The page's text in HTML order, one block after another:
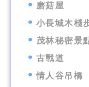
磨菇屋
小長城木棧
茂林秘密景
古戰道
情人谷吊橋